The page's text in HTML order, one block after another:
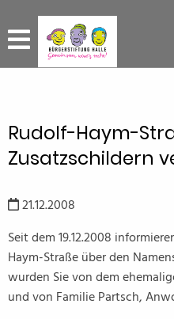
Rudolf-Haym-
Zusatzschildern
21.12.2008
Seit dem 19.12.2008
Haym-Straße über den
wurden Sie von dem
und von Familie Partsch,